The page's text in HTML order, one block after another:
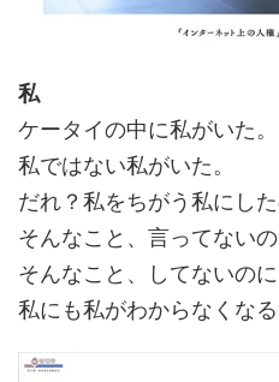
私
ケータイの中に私がいた。
私ではない私がいた。
だれ？私をちがう私にした
そんなこと、言ってないの
そんなこと、してないのに
私にも私がわからなくなる